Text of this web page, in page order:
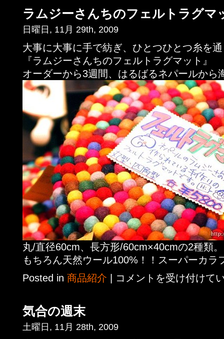
ラムジーさんちのフェルトラグマ
日曜日, 11月 29th, 2009
大事に大事に手で紡ぎ、ひとつひとつ糸を
『ラムジーさんちのフェルトラグマット』
オーダーから3週間、はるばるネパールから
丸/直径60cm、長方形/60cm×40cmの2種類。
もちろん天然ウール100%！！スーパーカラ
Posted in 商品紹介 コメントを受け付けて
気合の週末
土曜日, 11月 28th, 2009